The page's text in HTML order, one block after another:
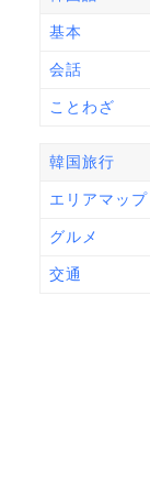
基本
会話
ことわざ
韓国旅行
エリアマップ
グルメ
交通